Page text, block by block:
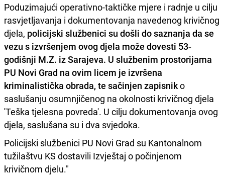
Poduzimajući operativno-taktičke mjere i radnje u cilju
rasvjetljavanja i dokumentovanja navedenog krivičnog
djela, policijski službenici su došli do saznanja da se
vezu s izvršenjem ovog djela može dovesti 53-
godišnji M.Z. iz Sarajeva. U službenim prostorijama
PU Novi Grad na ovim licem je izvršena
kriminalistička obrada, te sačinjen zapisniko
saslušanju osumnjičenog na okolnosti krivičnog djela
'Teška tjelesna povreda'. U cilju dokumentovanja ovog
djela, saslušana su i dva svjedoka.
Policijski službenici PU Novi Grad su Kantonalnom
tužilaštvu KS dostavili Izvještaj o počinjenom
krivičnom djelu."